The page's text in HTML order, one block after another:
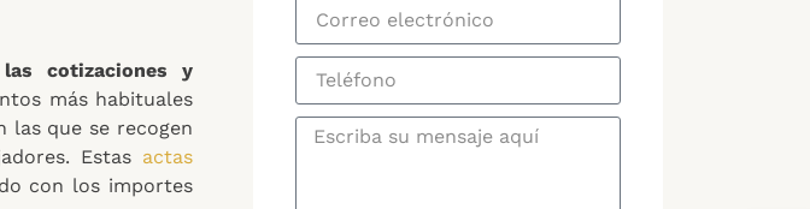
cotizaciones y
más habituales
las que se recogen
Estas actas
con los importes